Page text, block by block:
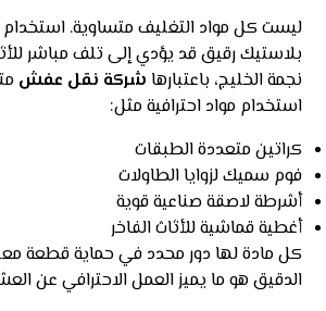
ليست كل مواد التغليف متساوية.
بلاستيك رقيق قد يؤدي إلى تلف مباشر
نجمة الخليج، باعتبارها شركة نقل عفش
استخدام مواد احترافية مثل:
كراتين متعددة الطبقات
فوم سميك لزوايا الطاولات
أشرطة لاصقة صناعية قوية
أغطية قماشية للأثاث الفاخر
كل مادة لها دور محدد في حماية قطعة
الدقيق هو ما يميز العمل الاحترافي عن